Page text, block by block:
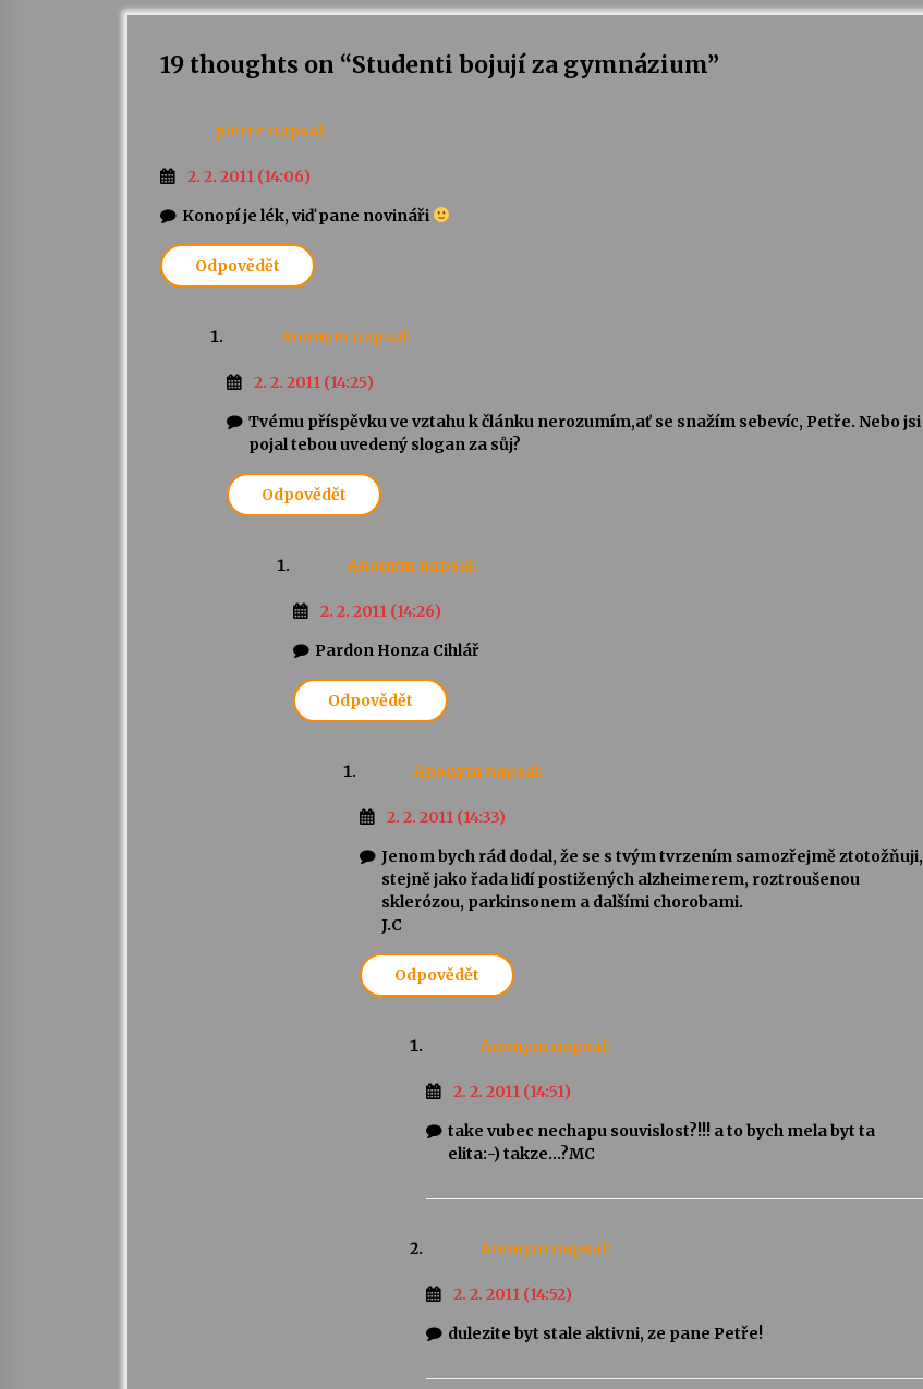
19 thoughts on “Studenti bojují za gymnázium”
pierre napsal:
2. 2. 2011 (14:06)
Konopí je lék, viď pane novináři
Odpovědět
Anonym napsal:
2. 2. 2011 (14:25)
Tvému příspěvku ve vztahu k článku nerozumím,ať se snažím sebevíc, Petře. Nebo jsi
pojal tebou uvedený slogan za sůj?
Odpovědět
Anonym napsal:
2. 2. 2011 (14:26)
Pardon Honza Cihlář
Odpovědět
Anonym napsal:
2. 2. 2011 (14:33)
Jenom bych rád dodal, že se s tvým tvrzením samozřejmě ztotožňuji,
stejně jako řada lidí postižených alzheimerem, roztroušenou
sklerózou, parkinsonem a dalšími chorobami.
J.C
Odpovědět
Anonym napsal:
2. 2. 2011 (14:51)
take vubec nechapu souvislost?!!! a to bych mela byt ta
elita:-) takze…?MC
Anonym napsal:
2. 2. 2011 (14:52)
dulezite byt stale aktivni, ze pane Petře!